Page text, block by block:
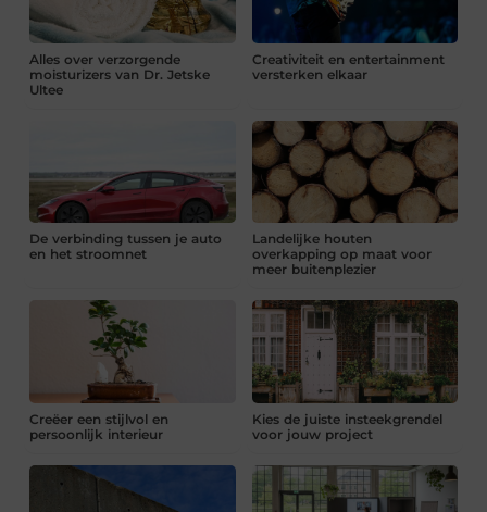
Alles over verzorgende
moisturizers van Dr. Jetske
Ultee
Creativiteit en entertainment
versterken elkaar
De verbinding tussen je auto
en het stroomnet
Landelijke houten
overkapping op maat voor
meer buitenplezier
Creëer een stijlvol en
persoonlijk interieur
Kies de juiste insteekgrendel
voor jouw project